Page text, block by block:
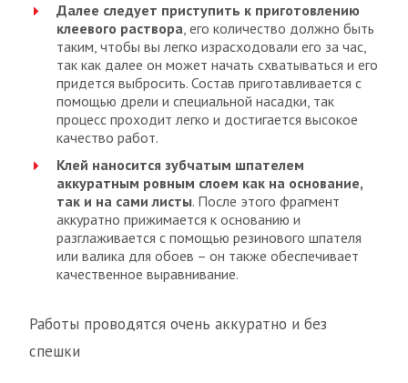
Далее следует приступить к приготовлению
клеевого раствора, его количество должно быть
таким, чтобы вы легко израсходовали его за час,
так как далее он может начать схватываться и его
придется выбросить. Состав приготавливается с
помощью дрели и специальной насадки, так
процесс проходит легко и достигается высокое
качество работ.
Клей наносится зубчатым шпателем
аккуратным ровным слоем как на основание,
так и на сами листы. После этого фрагмент
аккуратно прижимается к основанию и
разглаживается с помощью резинового шпателя
или валика для обоев – он также обеспечивает
качественное выравнивание.
Работы проводятся очень аккуратно и без
спешки